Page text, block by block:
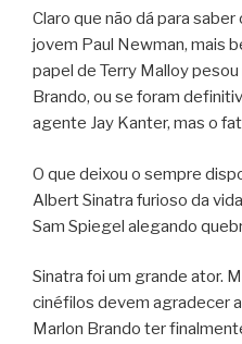
Claro que não dá para
jovem Paul Newman, mais
papel de Terry Malloy
Brando, ou se foram
agente Jay Kanter, mas o
O que deixou o sempre
Albert Sinatra furioso da
Sam Spiegel alegando
Sinatra foi um grande ator.
cinéfilos devem agradecer
Marlon Brando ter